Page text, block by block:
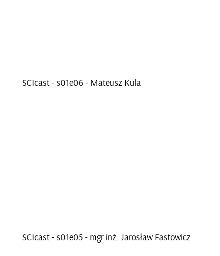
SCI­cast - s01e­06 - Ma­te­usz Kula
SCI­cast - s01e­05 - mgr inż. Ja­ro­sław Fa­sto­wicz